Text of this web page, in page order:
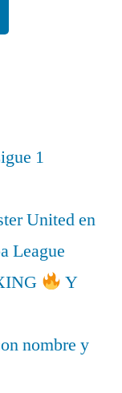
1
United en
League
Y
nombre y